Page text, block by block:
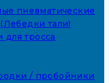
пневматические
тали)
тросса
/ пробойники